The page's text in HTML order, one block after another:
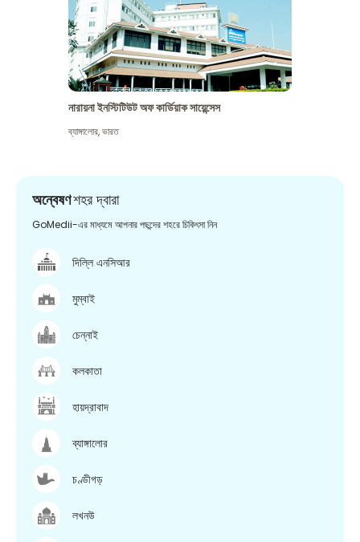
নারায়না ইনস্টিটিউট অফ কার্ডিয়াক সায়েন্সেস
ব্যাঙ্গালোর,ভারত
অন্বেষণশহর দ্বারা
GoMedii-এর মাধ্যমে আপনার পছন্দের শহরে চিকিৎসা নিন
দিল্লি এনসিআর
মুম্বাই
চেন্নাই
কলকাতা
হায়দ্রাবাদ
ব্যাঙ্গালোর
চণ্ডীগড়
লখনউ